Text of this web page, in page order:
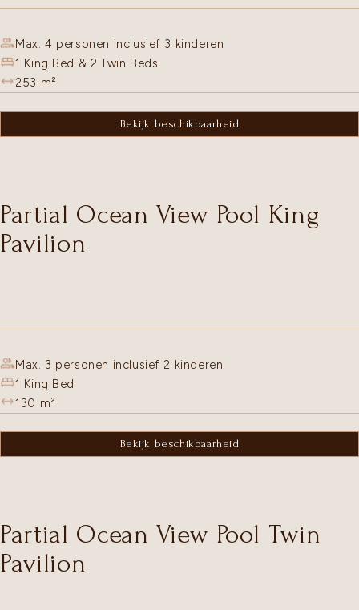
Max. 4 personen inclusief 3 kinderen
1 King Bed & 2 Twin Beds
253 m²
Bekijk beschikbaarheid
Partial Ocean View Pool King
Pavilion
Max. 3 personen inclusief 2 kinderen
1 King Bed
130 m²
Bekijk beschikbaarheid
Partial Ocean View Pool Twin
Pavilion